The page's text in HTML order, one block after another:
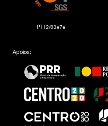
PT12/03878
Apoios: